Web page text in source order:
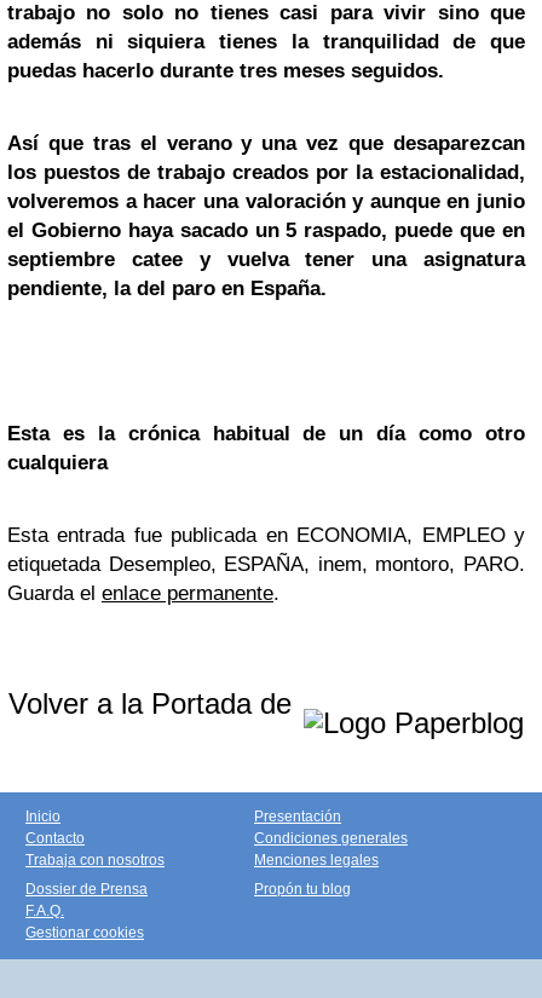
trabajo no solo no tienes casi para vivir sino que
además ni siquiera tienes la tranquilidad de que
puedas hacerlo durante tres meses seguidos.
Así que tras el verano y una vez que desaparezcan
los puestos de trabajo creados por la estacionalidad,
volveremos a hacer una valoración y aunque en junio
el Gobierno haya sacado un 5 raspado, puede que en
septiembre catee y vuelva tener una asignatura
pendiente, la del paro en España.
Esta es la crónica habitual de un día como otro
cualquiera
Esta entrada fue publicada en ECONOMIA, EMPLEO y
etiquetada Desempleo, ESPAÑA, inem, montoro, PARO.
Guarda el enlace permanente.
Volver a la Portada de
Inicio
Contacto
Trabaja con nosotros
Presentación
Condiciones generales
Menciones legales
Dossier de Prensa
F.A.Q.
Gestionar cookies
Propón tu blog